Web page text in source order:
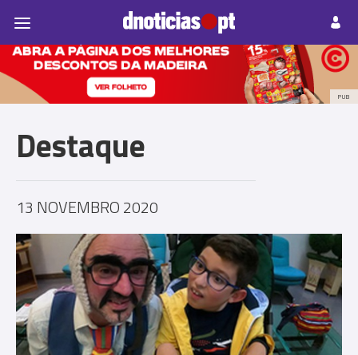
Prazeres Paisagens
PUB
Destaque
13 NOVEMBRO 2020